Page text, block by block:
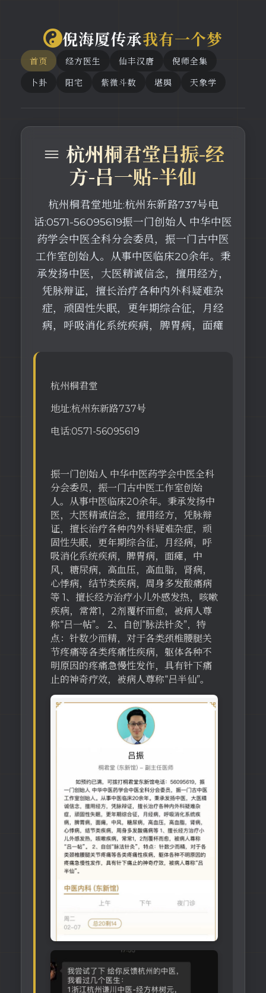
倪海厦传承我有一个梦
首页 经方医生 仙丰汉唐
倪师全集
卜卦
阳宅 紫微斗数 堪舆 天象学
≡ 杭州桐君堂吕振-经
方-吕一贴-半仙
杭州桐君堂地址:杭州东新路737号电
话:0571-56095619振一门创始人 中华中医
药学会中医全科分会委员，振一门古中医
工作室创始人。从事中医临床20余年。秉
承发扬中医，大医精诚信念，擅用经方，
凭脉辩证，擅长治疗各种内外科疑难杂
症，顽固性失眠，更年期综合征，月经
病，呼吸消化系统疾病，脾胃病，面瘫
杭州桐君堂
地址:杭州东新路737号
电话:0571-56095619
振一门创始人 中华中医药学会中医全科
分会委员，振一门古中医工作室创始
人。从事中医临床20余年。秉承发扬中
医，大医精诚信念，擅用经方，凭脉辩
证，擅长治疗各种内外科疑难杂症，顽
固性失眠，更年期综合征，月经病，呼
吸消化系统疾病，脾胃病，面瘫，中
风，糖尿病，高血压，高血脂，肾病，
心悸病，结节类疾病，周身多发酸痛病
等 1、擅长经方治疗小儿外感发热，咳嗽
疾病，常常1，2剂覆杯而愈，被病人尊
称“吕一帖”。 2、自创“脉法针灸”，特
点：针数少而精，对于各类颈椎腰腿关
节疼痛等各类疼痛性疾病，躯体各种不
明原因的疼痛急慢性发作，具有针下痛
止的神奇疗效，被病人尊称“吕半仙”。